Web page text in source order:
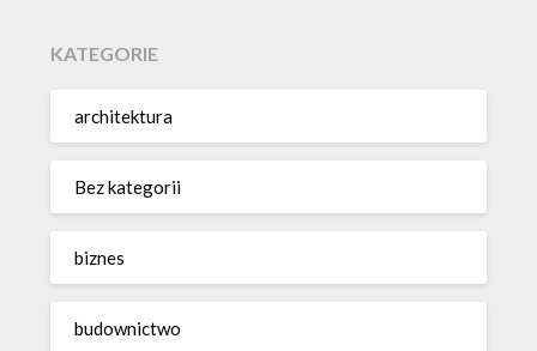
KATEGORIE
architektura
Bez kategorii
biznes
budownictwo